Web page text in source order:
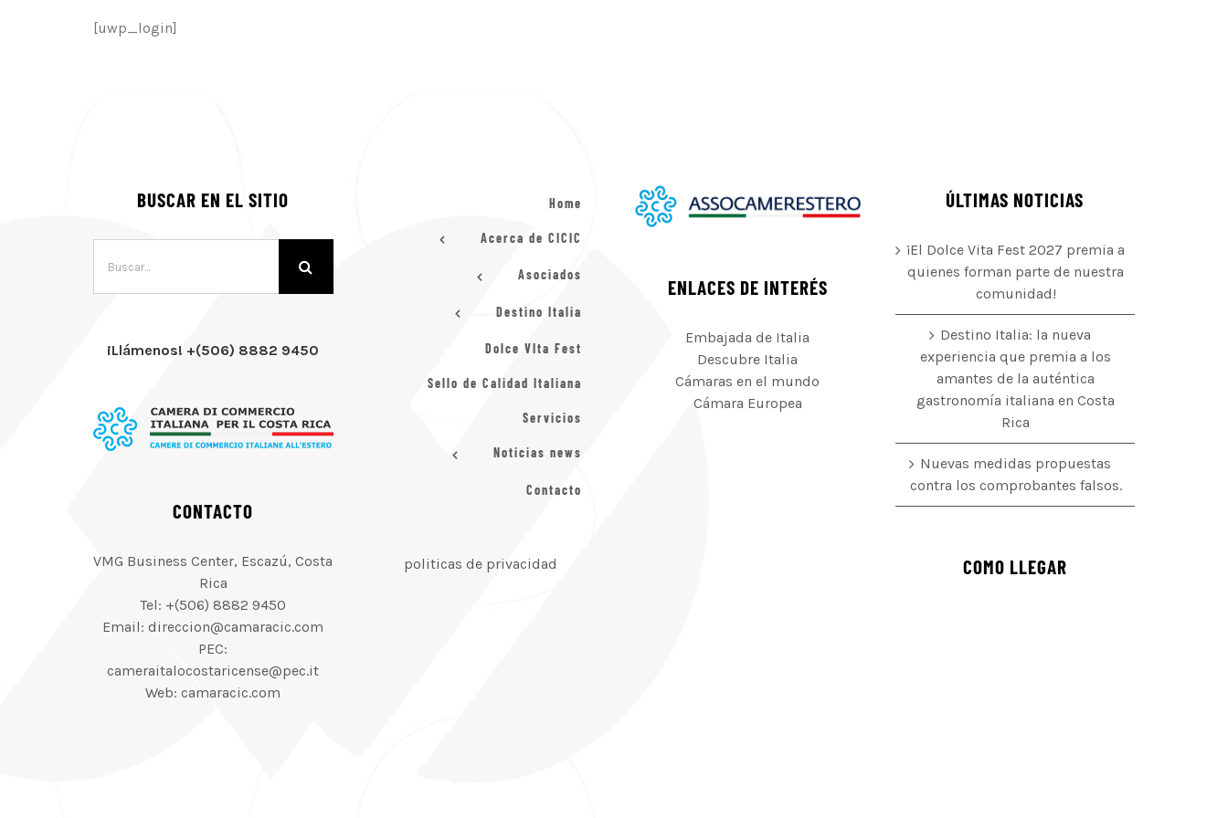
[uwp_login]
BUSCAR EN EL SITIO
¡Llámenos! +(506) 8882 9450
CONTACTO
VMG Business Center, Escazú, Costa
Rica
Tel: +(506) 8882 9450
Email: direccion@camaracic.com
PEC:
cameraitalocostaricense@pec.it
Web: camaracic.com
Home
Acerca de CICIC
Asociados
Destino Italia
Dolce VIta Fest
Sello de Calidad Italiana
Servicios
Noticias news
Contacto
politicas de privacidad
ENLACES DE INTERÉS
Embajada de Italia
Descubre Italia
Cámaras en el mundo
Cámara Europea
ÚLTIMAS NOTICIAS
¡El Dolce Vita Fest 2027 premia a
quienes forman parte de nuestra
comunidad!
Destino Italia: la nueva
experiencia que premia a los
amantes de la auténtica
gastronomía italiana en Costa
Rica
Nuevas medidas propuestas
contra los comprobantes falsos.
COMO LLEGAR